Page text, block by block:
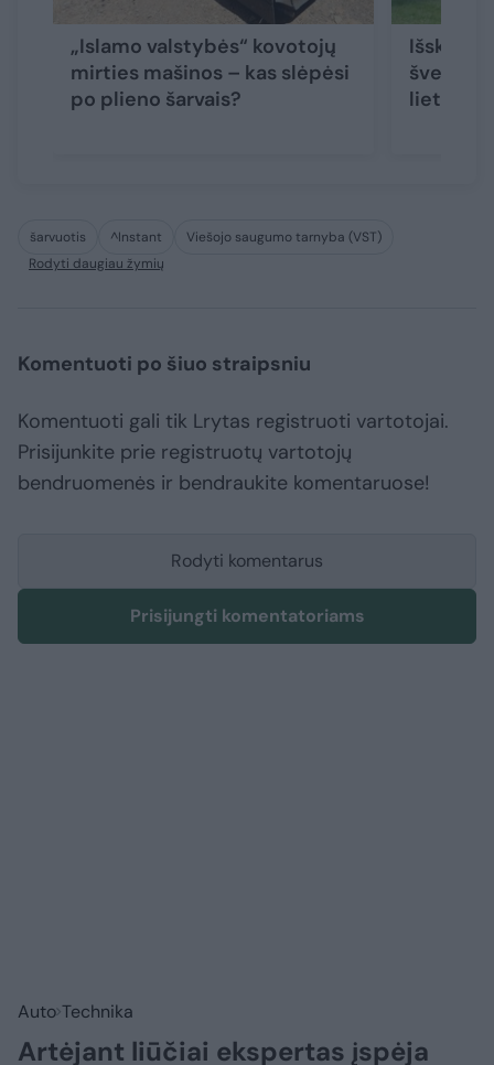
„Islamo valstybės“ kovotojų
mirties mašinos – kas slėpėsi
po plieno šarvais?
šarvuotis ^Instant
Viešojo saugumo tarnyba (VST)
Rodyti daugiau žymių
Komentuoti po šiuo straipsniu
Komentuoti gali tik Lrytas registruoti vartotojai.
Prisijunkite prie registruotų vartotojų
bendruomenės ir bendraukite komentaruose!
Rodyti komentarus
Prisijungti komentatoriams
Auto Technika
Artėjant liūčiai ekspertas įspėja